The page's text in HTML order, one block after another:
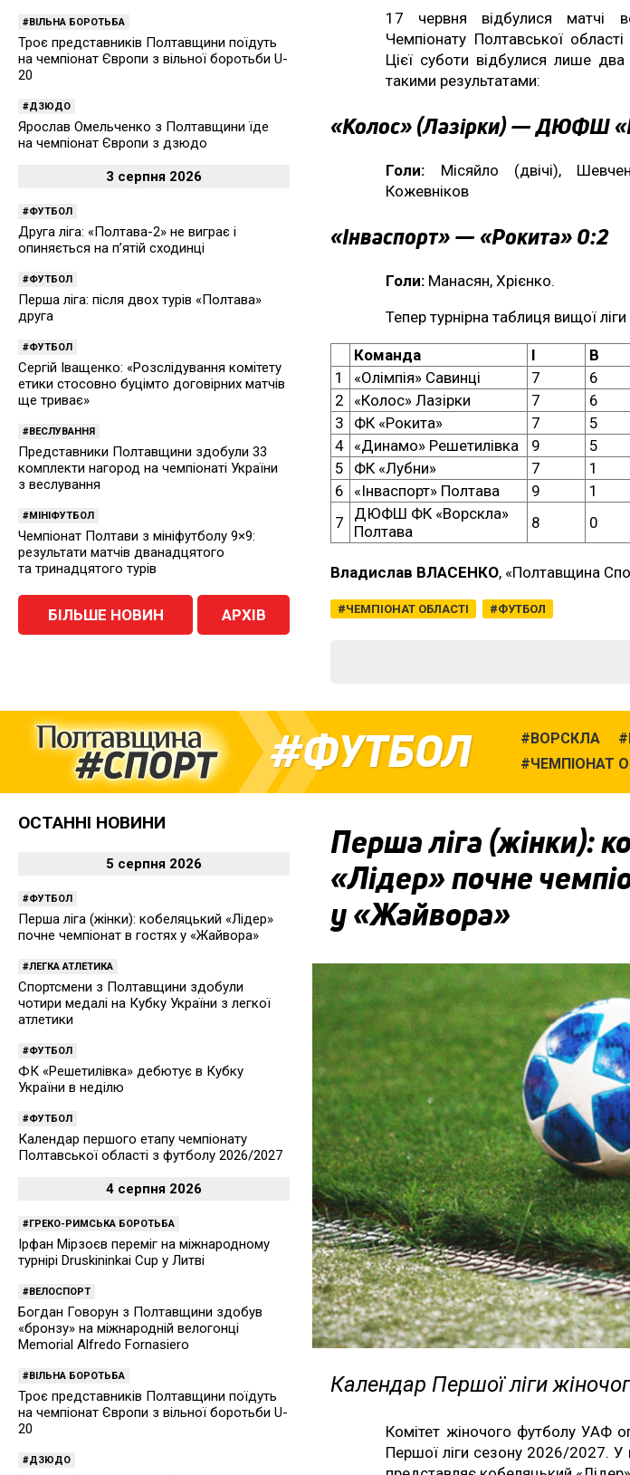
17 червня відбулися матчі
Чемпіонату Полтавської
Цієї суботи відбулися лише два
такими результатами:
«Колос» (Лазірки) — ДЮФШ
Голи: Місяйло (двічі),
Кожевніков
«Інваспорт» — «Рокита» 0:2
Голи: Манасян, Хрієнко.
Тепер турнірна таблиця вищої
Команда І В
1
«Олімпія» Савинці 7 6
2
«Колос» Лазірки 7 6
3
ФК «Рокита» 7 5
4 «Динамо» Решетилівка 9 5
5
ФК «Лубни» 7 1
6
«Інваспорт» Полтава 9 1
7
ДЮФШ ФК «Ворскла»
Полтава
8 0
Владислав ВЛАСЕНКО, «Полтавщина
ЧЕМПІОНАТ ОБЛАСТІ ФУТБОЛ
ВІЛЬНА БОРОТЬБА
Троє представників Полтавщини поїдуть
на чемпіонат Європи з вільної боротьби U-
20
ДЗЮДО
Ярослав Омельченко з Полтавщини їде
на чемпіонат Європи з дзюдо
3 серпня 2026
ФУТБОЛ
Друга ліга: «Полтава-2» не виграє і
опиняється на п’ятій сходинці
ФУТБОЛ
Перша ліга: після двох турів «Полтава»
друга
ФУТБОЛ
Сергій Іващенко: «Розслідування комітету
етики стосовно буцімто договірних матчів
ще триває»
ВЕСЛУВАННЯ
Представники Полтавщини здобули 33
комплекти нагород на чемпіонаті України
з веслування
МІНІФУТБОЛ
Чемпіонат Полтави з мініфутболу 9×9:
результати матчів дванадцятого
та тринадцятого турів
БІЛЬШЕ НОВИН АРХІВ
ФУТБОЛ ВОРСКЛА
ЧЕМПІОНАТ
Перша ліга (жінки):
«Лідер» почне
у «Жайвора»
Календар Першої ліги
Комітет жіночого футболу УАФ
Першої ліги сезону 2026/2027. У
ОСТАННІ НОВИНИ
5 серпня 2026
ФУТБОЛ
Перша ліга (жінки): кобеляцький «Лідер»
почне чемпіонат в гостях у «Жайвора»
ЛЕГКА АТЛЕТИКА
Спортсмени з Полтавщини здобули
чотири медалі на Кубку України з легкої
атлетики
ФУТБОЛ
ФК «Решетилівка» дебютує в Кубку
України в неділю
ФУТБОЛ
Календар першого етапу чемпіонату
Полтавської області з футболу 2026/2027
4 серпня 2026
ГРЕКО-РИМСЬКА БОРОТЬБА
Ірфан Мірзоєв переміг на міжнародному
турнірі Druskininkai Cup у Литві
ВЕЛОСПОРТ
Богдан Говорун з Полтавщини здобув
«бронзу» на міжнародній велогонці
Memorial Alfredo Fornasiero
ВІЛЬНА БОРОТЬБА
Троє представників Полтавщини поїдуть
на чемпіонат Європи з вільної боротьби U-
20
ДЗЮДО